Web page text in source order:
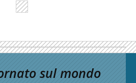
sul mondo